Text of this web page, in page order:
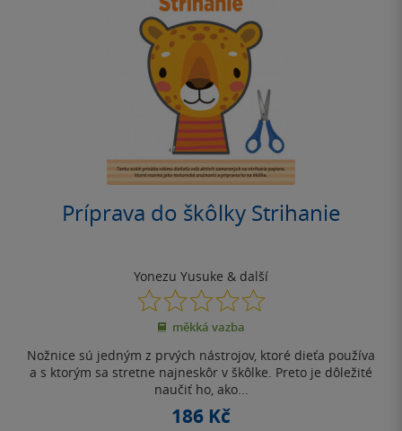
Príprava do škôlky Strihanie
Yonezu Yusuke & další
0.0
z
5
měkká vazba
Nožnice sú jedným z prvých nástrojov, ktoré dieťa používa
a s ktorým sa stretne najneskôr v škôlke. Preto je dôležité
naučiť ho, ako...
186 Kč